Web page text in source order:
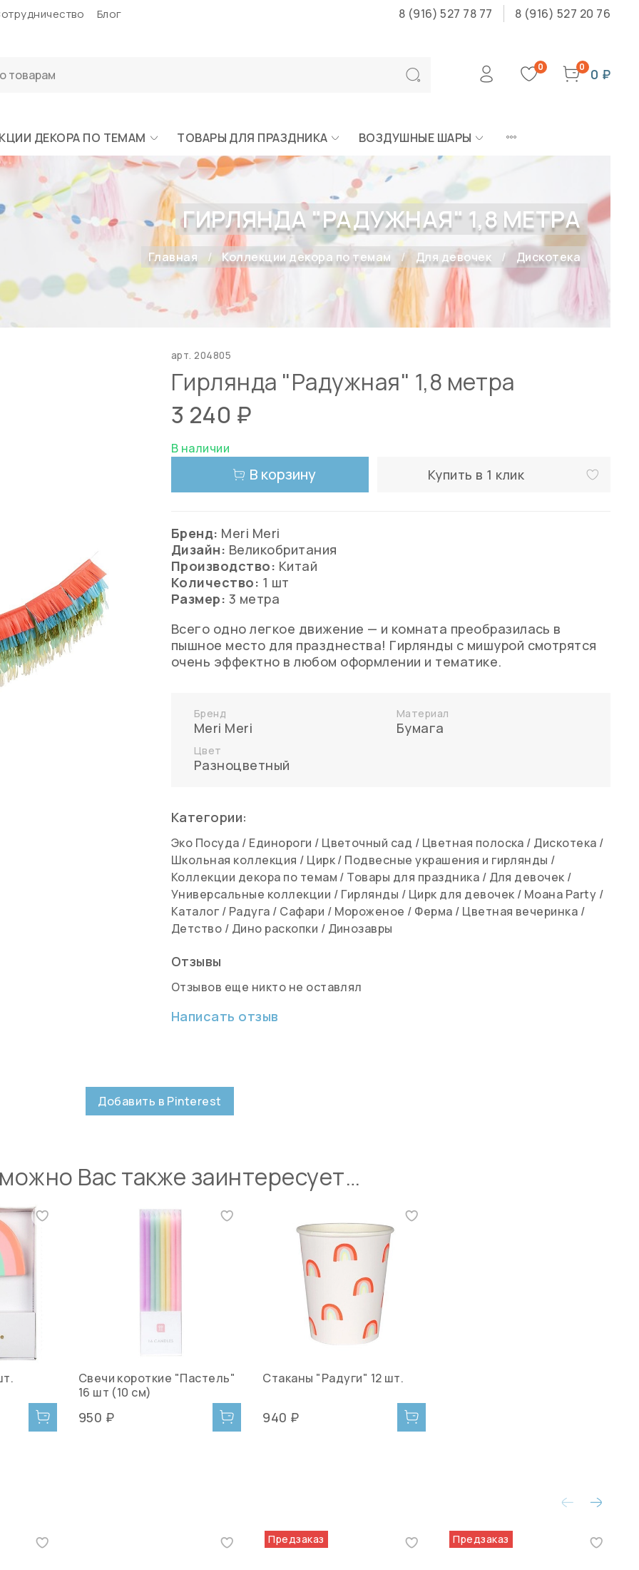
Блог 8 (916) 527 78 77 8 (916) 527 20 76
0 0 0 ₽
ДЕКОРА ПО ТЕМАМ ТОВАРЫ ДЛЯ ПРАЗДНИКА ВОЗДУШНЫЕ ШАРЫ
ГИРЛЯНДА "РАДУЖНАЯ" 1,8 МЕТРА
Главная Коллекции декора по темам Для девочек Дискотека
арт.204805
Гирлянда "Радужная" 1,8 метра
3 240 ₽
В наличии
В корзину Купить в 1 клик
Бренд: Meri Meri
Дизайн: Великобритания
Производство: Китай
Количество: 1 шт
Размер: 3 метра
Всего одно легкое движение — и комната преобразилась в
пышное место для празднества! Гирлянды с мишурой смотрятся
очень эффектно в любом оформлении и тематике.
Бренд
Meri Meri
Материал
Бумага
Цвет
Разноцветный
Категории:
Эко Посуда / Единороги / Цветочный сад / Цветная полоска / Дискотека /
Школьная коллекция / Цирк/ Подвесные украшения и гирлянды /
Коллекции декора по темам / Товары для праздника / Для девочек /
Универсальные коллекции / Гирлянды / Цирк для девочек / Моана Party /
Каталог / Радуга / Сафари / Мороженое / Ферма / Цветная вечеринка /
Детство / Дино раскопки / Динозавры
Отзывы
Отзывов еще никто не оставлял
Написать отзыв
Добавить в Pinterest
Вас также заинтересует…
Свечи короткие "Пастель"
16 шт (10 см)
950 ₽
Стаканы "Радуги" 12 шт.
940 ₽
Предзаказ Предзаказ